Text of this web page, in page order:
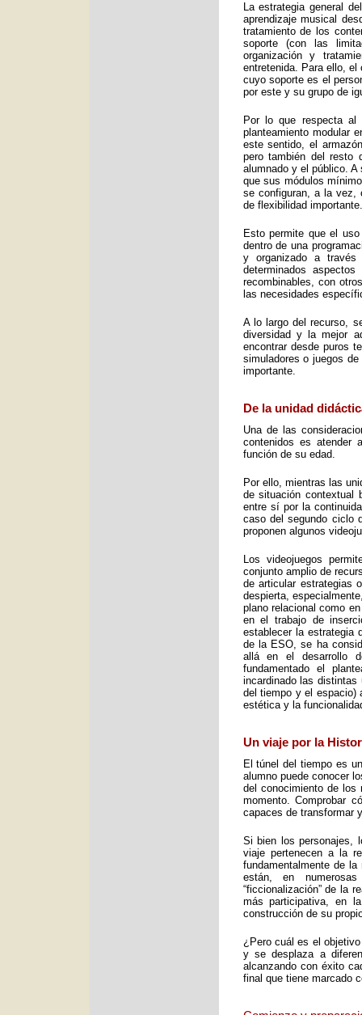
La estrategia general
aprendizaje musical
tratamiento de los
soporte (con las
organización y
entretenida. Para ello,
cuyo soporte es el
por este y su grupo de
Por lo que respecta al
planteamiento modular
este sentido, el
pero también del resto
alumnado y el público.
que sus módulos
se configuran, a la vez,
de flexibilidad importante.
Esto permite que el
dentro de una
y organizado a
determinados
recombinables, con
las necesidades
A lo largo del recurso,
diversidad y la mejor
encontrar desde puros
simuladores o juegos
importante.
De la unidad
Una de las
contenidos es atender
función de su edad.
Por ello, mientras las
de situación contextual
entre sí por la
caso del segundo ciclo
proponen algunos
Los videojuegos
conjunto amplio de
de articular estrategias
despierta,
plano relacional como
en el trabajo de
establecer la estrategia
de la ESO, se ha
allá en el desarrollo
fundamentado el
incardinado las
del tiempo y el espacio)
estética y la
Un viaje por la
El túnel del tiempo es
alumno puede conocer
del conocimiento de
momento. Comprobar
capaces de transformar
Si bien los personajes,
viaje pertenecen a la
fundamentalmente de
están, en
“ficcionalización” de la
más participativa, en
construcción de su
¿Pero cuál es el
y se desplaza a
alcanzando con éxito
final que tiene marcado